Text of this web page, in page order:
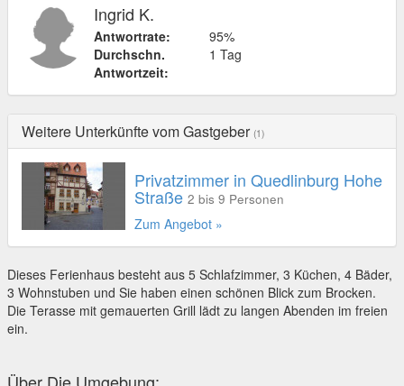
Ingrid K.
Antwortrate:
95%
Durchschn.
Antwortzeit:
1 Tag
Weitere Unterkünfte vom Gastgeber (1)
Privatzimmer in Quedlinburg Hohe
Straße 2 bis 9 Personen
Zum Angebot »
Dieses Ferienhaus besteht aus 5 Schlafzimmer, 3 Küchen, 4 Bäder,
3 Wohnstuben und Sie haben einen schönen Blick zum Brocken.
Die Terasse mit gemauerten Grill lädt zu langen Abenden im freien
ein.
Über Die Umgebung: